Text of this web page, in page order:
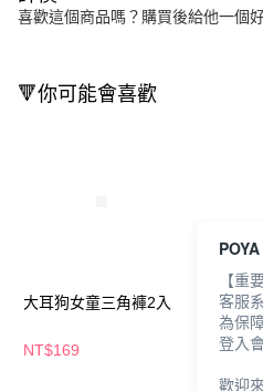
喜歡這個商品嗎？購買後給他一個
🔻你可能會喜歡
大耳狗女童三角褲2入
NT$169
大耳狗
NT$169
【重
客服
為保
登入
歡迎